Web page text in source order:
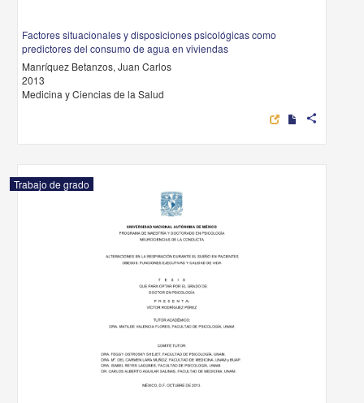
Factores situacionales y disposiciones psicológicas como
predictores del consumo de agua en viviendas
Manríquez Betanzos, Juan Carlos
2013
Medicina y Ciencias de la Salud
share
Trabajo de grado